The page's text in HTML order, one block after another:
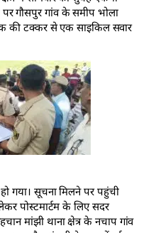
गौसपुर गांव के समीप भोला
की टक्कर से एक साइकिल सवार
गया। सूचना मिलने पर पहुंची
पोस्टमार्टम के लिए सदर
मांझी थाना क्षेत्र के नचाप गांव